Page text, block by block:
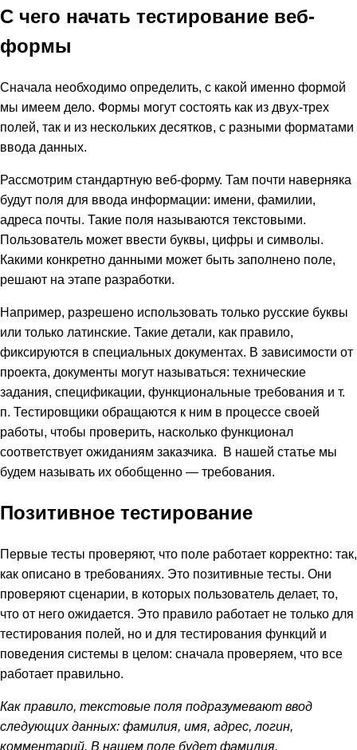
С чего начать тестирование веб-
формы
Сначала необходимо определить, с какой именно формой
мы имеем дело. Формы могут состоять как из двух-трех
полей, так и из нескольких десятков, с разными форматами
ввода данных.
Рассмотрим стандартную веб-форму. Там почти наверняка
будут поля для ввода информации: имени, фамилии,
адреса почты. Такие поля называются текстовыми.
Пользователь может ввести буквы, цифры и символы.
Какими конкретно данными может быть заполнено поле,
решают на этапе разработки.
Например, разрешено использовать только русские буквы
или только латинские. Такие детали, как правило,
фиксируются в специальных документах. В зависимости от
проекта, документы могут называться: технические
задания, спецификации, функциональные требования и т.
п. Тестировщики обращаются к ним в процессе своей
работы, чтобы проверить, насколько функционал
соответствует ожиданиям заказчика. В нашей статье мы
будем называть их обобщенно — требования.
Позитивное тестирование
Первые тесты проверяют, что поле работает корректно: так,
как описано в требованиях. Это позитивные тесты. Они
проверяют сценарии, в которых пользователь делает, то,
что от него ожидается. Это правило работает не только для
тестирования полей, но и для тестирования функций и
поведения системы в целом: сначала проверяем, что все
работает правильно.
Как правило, текстовые поля подразумевают ввод
следующих данных: фамилия, имя, адрес, логин,
комментарий. В нашем поле будет фамилия.